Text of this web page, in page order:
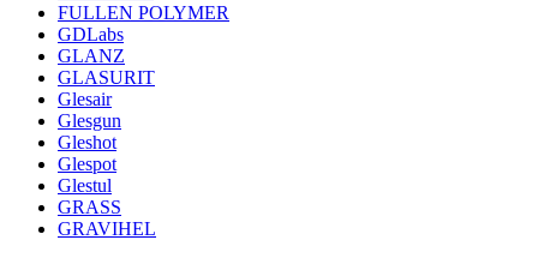
FULLEN POLYMER
GDLabs
GLANZ
GLASURIT
Glesair
Glesgun
Gleshot
Glespot
Glestul
GRASS
GRAVIHEL